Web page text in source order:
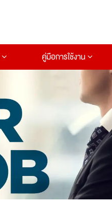
คู่มือการใช้งาน